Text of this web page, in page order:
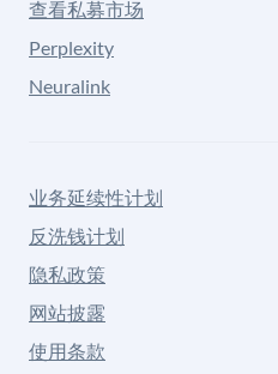
查看私募市场
Perplexity
Neuralink
业务延续性计划
反洗钱计划
隐私政策
网站披露
使用条款